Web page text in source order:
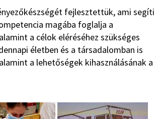
fejlesztettük, ami segíti
magába foglalja a
a célok eléréséhez szükséges
életben és a társadalomban is
a lehetőségek kihasználásának a